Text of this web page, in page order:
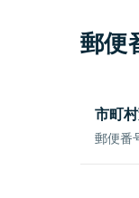
郵便
市町
郵便番